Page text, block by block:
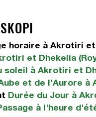
horaire à Akrotiri et
et Dhekelia
soleil à Akrotiri et
et de l'Aurore à
Durée du Jour à
à l'heure